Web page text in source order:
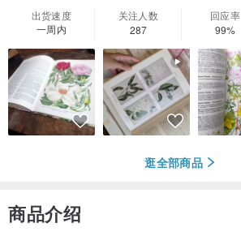
出货速度
一周内
关注人数
287
回应率
99%
逛全部商品
商品介绍